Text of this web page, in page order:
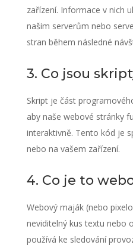
zařízení. Informace v nich
našim serverům nebo
stran během následné
3. Co jsou
Skript je část
aby naše webové stránky
interaktivně. Tento kód je
nebo na vašem zařízení.
4. Co je to
Webový maják (nebo
neviditelný kus textu nebo
používá ke sledování